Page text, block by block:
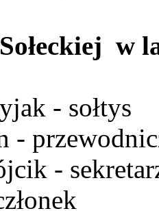
w
- sołtys
-
-